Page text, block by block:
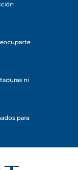
ni
para